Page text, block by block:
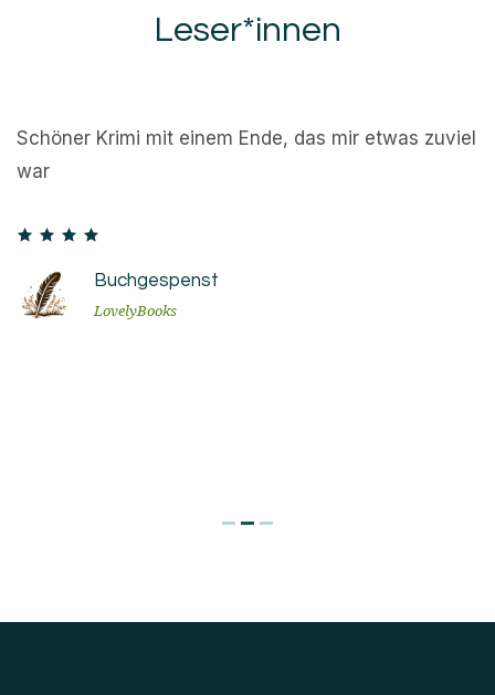
Leser*innen
Schöner Krimi mit einem Ende, das mir etwas zuviel
war
Buchgespenst
LovelyBooks